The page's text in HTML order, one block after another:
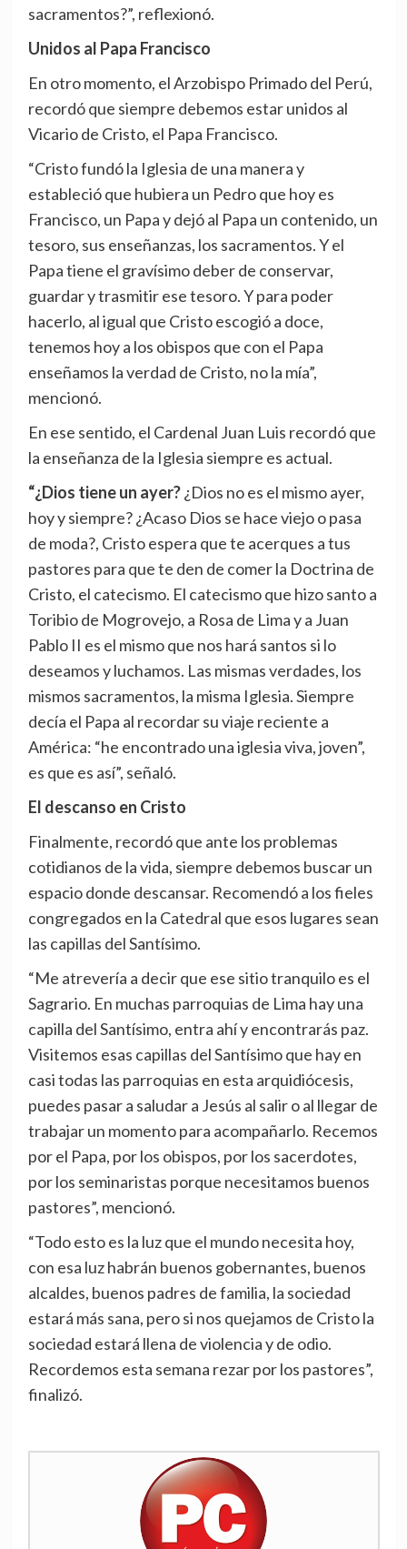
sacramentos?”, reflexionó.
Unidos al Papa Francisco
En otro momento, el Arzobispo Primado del Perú,
recordó que siempre debemos estar unidos al
Vicario de Cristo, el Papa Francisco.
“Cristo fundó la Iglesia de una manera y
estableció que hubiera un Pedro que hoy es
Francisco, un Papa y dejó al Papa un contenido, un
tesoro, sus enseñanzas, los sacramentos. Y el
Papa tiene el gravísimo deber de conservar,
guardar y trasmitir ese tesoro. Y para poder
hacerlo, al igual que Cristo escogió a doce,
tenemos hoy a los obispos que con el Papa
enseñamos la verdad de Cristo, no la mía”,
mencionó.
En ese sentido, el Cardenal Juan Luis recordó que
la enseñanza de la Iglesia siempre es actual.
“¿Dios tiene un ayer?¿Dios no es el mismo ayer,
hoy y siempre? ¿Acaso Dios se hace viejo o pasa
de moda?, Cristo espera que te acerques a tus
pastores para que te den de comer la Doctrina de
Cristo, el catecismo. El catecismo que hizo santo a
Toribio de Mogrovejo, a Rosa de Lima y a Juan
Pablo II es el mismo que nos hará santos si lo
deseamos y luchamos. Las mismas verdades, los
mismos sacramentos, la misma Iglesia. Siempre
decía el Papa al recordar su viaje reciente a
América: “he encontrado una iglesia viva, joven”,
es que es así”, señaló.
El descanso en Cristo
Finalmente, recordó que ante los problemas
cotidianos de la vida, siempre debemos buscar un
espacio donde descansar. Recomendó a los fieles
congregados en la Catedral que esos lugares sean
las capillas del Santísimo.
“Me atrevería a decir que ese sitio tranquilo es el
Sagrario. En muchas parroquias de Lima hay una
capilla del Santísimo, entra ahí y encontrarás paz.
Visitemos esas capillas del Santísimo que hay en
casi todas las parroquias en esta arquidiócesis,
puedes pasar a saludar a Jesús al salir o al llegar de
trabajar un momento para acompañarlo. Recemos
por el Papa, por los obispos, por los sacerdotes,
por los seminaristas porque necesitamos buenos
pastores”, mencionó.
“Todo esto es la luz que el mundo necesita hoy,
con esa luz habrán buenos gobernantes, buenos
alcaldes, buenos padres de familia, la sociedad
estará más sana, pero si nos quejamos de Cristo la
sociedad estará llena de violencia y de odio.
Recordemos esta semana rezar por los pastores”,
finalizó.